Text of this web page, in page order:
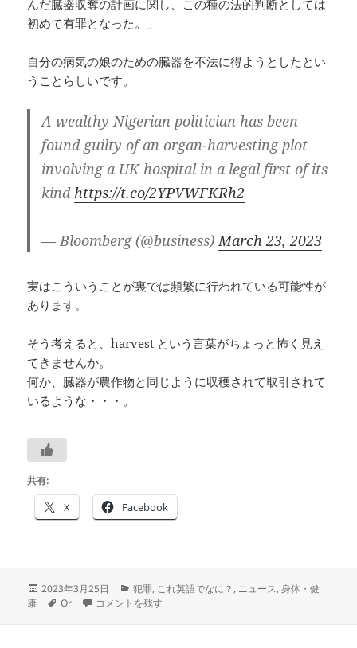
んだ臓器収奪の計画に関し、この種の法的判断としては
初めて有罪となった。」
自分の病気の娘のための臓器を不法に得ようとしたとい
うことらしいです。
A wealthy Nigerian politician has been
found guilty of an organ-harvesting plot
involving a UK hospital in a legal first of its
kind https://t.co/2YPVWFKRh2
— Bloomberg (@business) March 23, 2023
実はこういうことが裏では頻繁に行われている可能性が
あります。
そう考えると、harvest という言葉がちょっと怖く見え
てきませんか。
何か、臓器が農作物と同じように収穫されて取引されて
いるような・・・。
共有:
X Facebook
投
稿
2023年3月25日
カ
テ
犯罪, これ英語でなに？ , ニュース,身体・健
康
タ
Or 移植用の「臓器摘出」の英語は
コメントを残す